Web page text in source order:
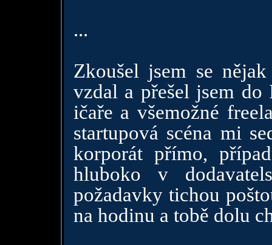
...
Zkoušel jsem se
vzdal a přešel jsem
ičaře a všemožné
startupová scéna mi
korporát přímo,
hluboko v
požadavky tichou
na hodinu a tobě dolu